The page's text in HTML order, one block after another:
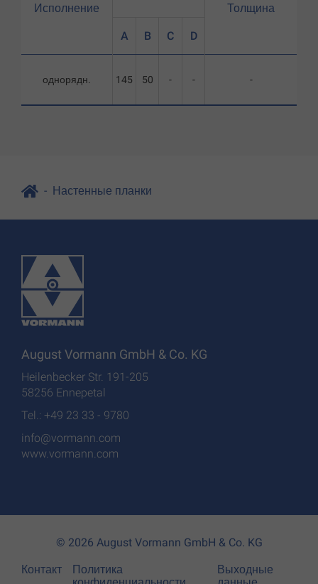
Исполнение
однорядн.
A B C D
145 50 - -
Толщина
-
Настенные планки
August Vormann GmbH & Co. KG
Heilenbecker Str. 191-205
58256 Ennepetal
Tel.: +49 23 33 - 9780
info@vormann.com
www.vormann.com
© 2026 August Vormann GmbH & Co. KG
Контакт
Политика
Выходные